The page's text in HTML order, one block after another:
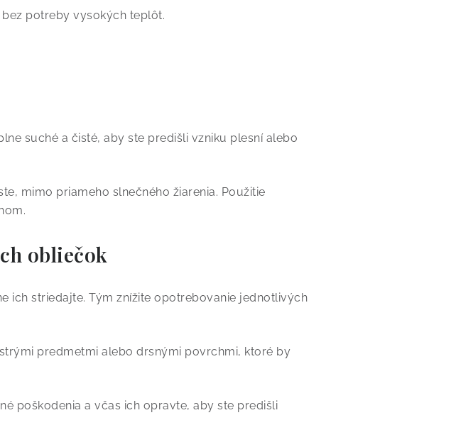
potreby vysokých teplôt.
suché a čisté, aby ste predišli vzniku plesní alebo
mimo priameho slnečného žiarenia. Použitie
obliečok
ich striedajte. Tým znížite opotrebovanie jednotlivých
predmetmi alebo drsnými povrchmi, ktoré by
poškodenia a včas ich opravte, aby ste predišli